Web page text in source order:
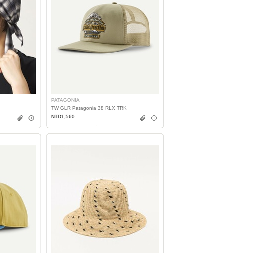
PATAGONIA
TW GLR Patagonia 38 RLX TRK
NTD1,560